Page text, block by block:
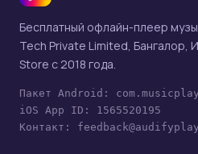
Бесплатный офлайн-плеер
Tech Private Limited, Бангалор,
Store с 2018 года.
Пакет Android:
iOS App ID: 1565520195
Контакт: